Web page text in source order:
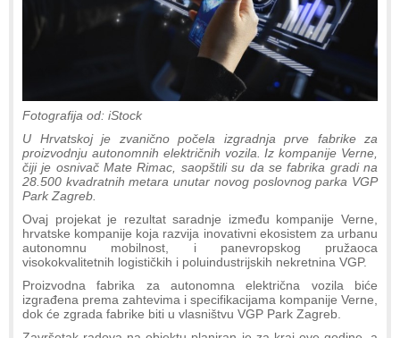
Fotografija od: iStock
U Hrvatskoj je zvanično počela izgradnja prve fabrike za
proizvodnju autonomnih električnih vozila. Iz kompanije Verne,
čiji je osnivač Mate Rimac, saopštili su da se fabrika gradi na
28.500 kvadratnih metara unutar novog poslovnog parka VGP
Park Zagreb.
Ovaj projekat je rezultat saradnje između kompanije Verne,
hrvatske kompanije koja razvija inovativni ekosistem za urbanu
autonomnu mobilnost, i panevropskog pružaoca
visokokvalitetnih logističkih i poluindustrijskih nekretnina VGP.
Proizvodna fabrika za autonomna električna vozila biće
izgrađena prema zahtevima i specifikacijama kompanije Verne,
dok će zgrada fabrike biti u vlasništvu VGP Park Zagreb.